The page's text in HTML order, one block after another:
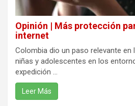
Opinión | Más protección
internet
Colombia dio un paso relevante en
niñas y adolescentes en los
expedición ...
Leer Más